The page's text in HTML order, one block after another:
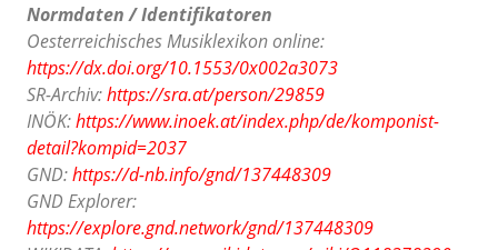
Normdaten / Identifikatoren
Oesterreichisches Musiklexikon online:
https://dx.doi.org/10.1553/0x002a3073
SR-Archiv:https://sra.at/person/29859
INÖK:https://www.inoek.at/index.php/de/komponist-
detail?kompid=2037
GND:https://d-nb.info/gnd/137448309
GND Explorer:
https://explore.gnd.network/gnd/137448309